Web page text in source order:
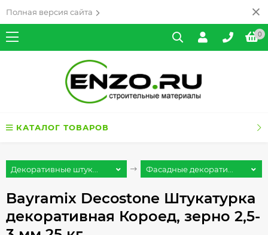
Полная версия сайта
0
КАТАЛОГ ТОВАРОВ
Декоративные штук... Фасадные декорати...
Bayramix Decostone Штукатурка
декоративная Короед, зерно 2,5-